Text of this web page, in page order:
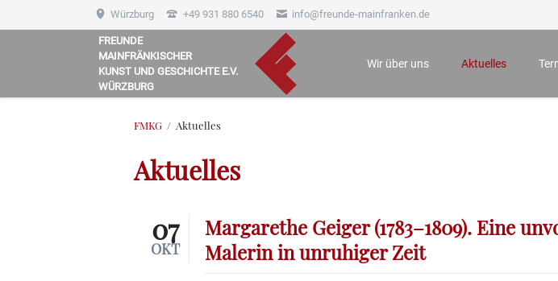
Würzburg +49 931 880 6540 info@freunde-mainfranken.de
FREUNDE
MAINFRÄNKISCHER
KUNST UND GESCHICHTE E.V.
WÜRZBURG
Wir über uns Aktuelles
FMKG Aktuelles
Aktuelles
07
OKT
Margarethe Geiger (1783–1809). Eine
Malerin in unruhiger Zeit